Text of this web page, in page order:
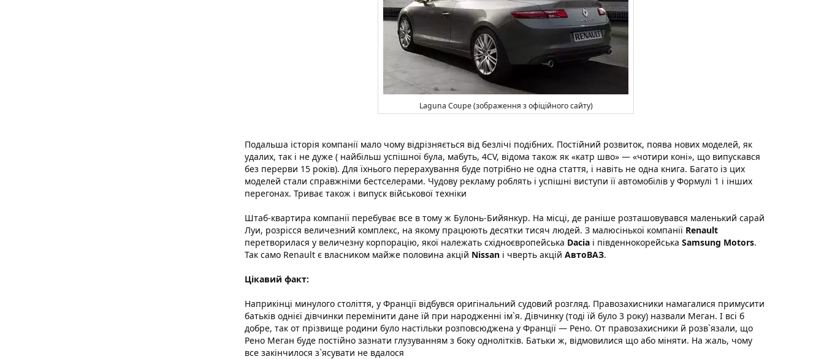
Laguna Coupe (зображення з офіційного сайту)
Подальша історія компанії мало чому відрізняється від безлічі подібних. Постійний розвиток, поява нових моделей, як
удалих, так і не дуже ( найбільш успішної була, мабуть, 4CV, відома також як «катр шво» — «чотири коні», що випускався
без перерви 15 років). Для їхнього перерахування буде потрібно не одна стаття, і навіть не одна книга. Багато із цих
моделей стали справжніми бестселерами. Чудову рекламу роблять і успішні виступи її автомобілів у Формулі 1 і інших
перегонах. Триває також і випуск військової техніки
Штаб-квартира компанії перебуває все в тому ж Булонь-Бийянкур. На місці, де раніше розташовувався маленький сарай
Луи, розрісся величезний комплекс, на якому працюють десятки тисяч людей. З малюсінької компанії Renault
перетворилася у величезну корпорацію, якої належать східноєвропейська Daciaі південнокорейська Samsung Motors.
Так само Renault є власником майже половина акцій Nissanі чверть акцій АвтоВАЗ.
Цікавий факт:
Наприкінці минулого століття, у Франції відбувся оригінальний судовий розгляд. Правозахисники намагалися примусити
батьків однієї дівчинки перемінити дане їй при народженні ім`я. Дівчинку (тоді їй було 3 року) назвали Меган. І всі б
добре, так от прізвище родини було настільки розповсюджена у Франції — Рено. От правозахисники й розв`язали, що
Рено Меган буде постійно зазнати глузуванням з боку однолітків. Батьки ж, відмовилися що або міняти. На жаль, чому
все закінчилося з`ясувати не вдалося